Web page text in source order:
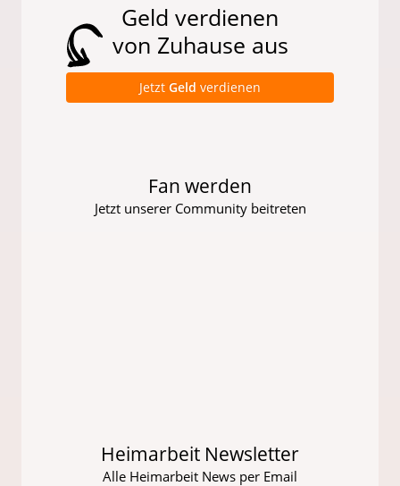
Geld verdienen
von Zuhause aus
Jetzt Geld verdienen
Fan werden
Jetzt unserer Community beitreten
Heimarbeit Newsletter
Alle Heimarbeit News per Email